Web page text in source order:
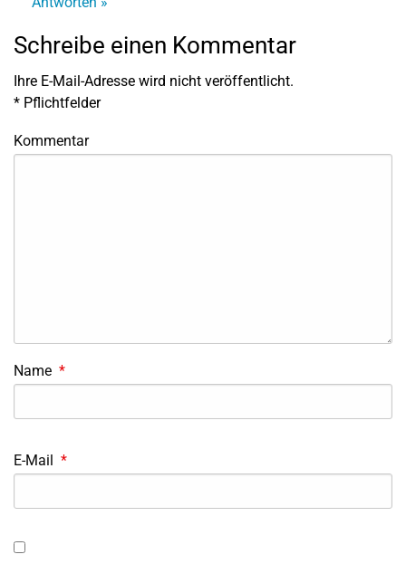
Schreibe einen Kommentar
Ihre E-Mail-Adresse wird nicht veröffentlicht.
* Pflichtfelder
Kommentar
Name *
E-Mail *